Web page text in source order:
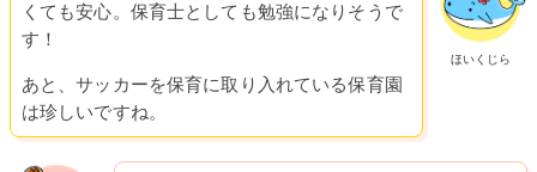
ほいくじら
くても安心。保育士としても勉強になりそうで
す！
あと、サッカーを保育に取り入れている保育園
は珍しいですね。